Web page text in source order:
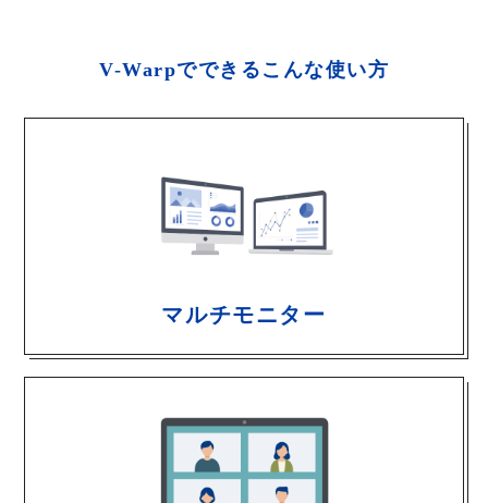
V-Warpでできるこんな使い方
マルチモニター